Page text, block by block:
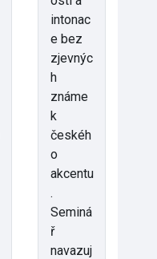
intonac
e bez
zjevnýc
h
známe
k
českéh
o
akcentu
.
Seminá
ř
navazuj